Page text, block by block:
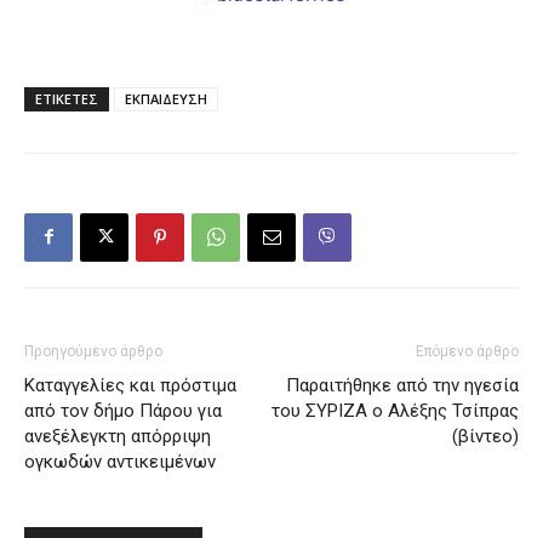
ΕΤΙΚΕΤΕΣ ΕΚΠΑΙΔΕΥΣΗ
Προηγούμενο άρθρο
Καταγγελίες και πρόστιμα
από τον δήμο Πάρου για
ανεξέλεγκτη απόρριψη
ογκωδών αντικειμένων
Επόμενο άρθρο
Παραιτήθηκε από την ηγεσία
του ΣΥΡΙΖΑ ο Αλέξης Τσίπρας
(βίντεο)